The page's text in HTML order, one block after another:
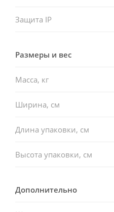
Защита IP
Размеры и вес
Масса, кг
Ширина, см
Длина упаковки, см
Высота упаковки, см
Дополнительно